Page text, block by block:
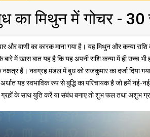
का मिथुन में गोचर -
और वाणी का कारक माना गया है। यह मिथुन और कन्या
में खास बात यह है कि यह अपनी राशि कन्या में ही उच्च भी
हैं। नवग्रह मंडल में बुध को राजकुमार का दर्जा दिया
अर्थात यह स्वभाविक रुप से बुद्धि का परिचायक है जो हमें
के साथ युति करें या संबंध बनाए तो शुभ फल तथा अशुभ